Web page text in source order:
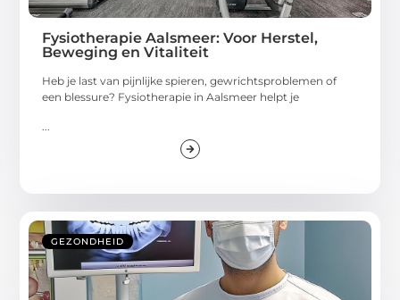
Fysiotherapie Aalsmeer: Voor Herstel,
Beweging en Vitaliteit
Heb je last van pijnlijke spieren, gewrichtsproblemen of
een blessure? Fysiotherapie in Aalsmeer helpt je
GEZONDHEID